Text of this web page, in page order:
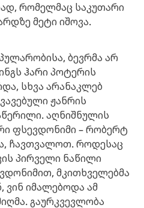
რომელმაც საკუთარი
მეტი იშოვა.
ბევრმა არ
ჰარი პოტერის
სხვა არანაკლებ
ჟანრის
აღნიშნულის
ფსევდონიმი – რობერტ
ჩავთვალოთ. როდესაც
პირველი ნაწილი
მკითხველებმა
იმალებოდა ამ
გაურკვევლობა